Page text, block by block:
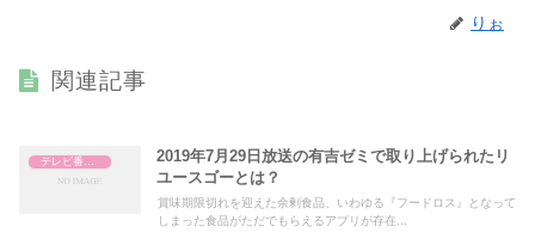
りぉ
関連記事
2019年7月29日放送の有吉ゼミで取り上げられたリ
ユースゴーとは？
賞味期限切れを迎えた余剰食品、いわゆる『フードロス』となって
しまった食品がただでもらえるアプリが存在...